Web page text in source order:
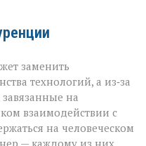
заменить
технологий, а из‑за
на
взаимодействии с
на человеческом